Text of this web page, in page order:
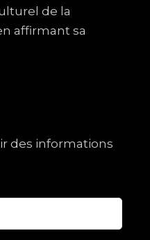
de la
affirmant sa
des informations